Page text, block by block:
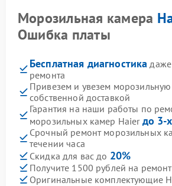
Морозильная камера
Ошибка платы
Бесплатная диагностика даже
ремонта
Привезем и увезем
собственной доставкой
Гарантия на наши работы по
морозильных камер Haier до 3-
Срочный ремонт морозильных
течении часа
Скидка для вас до 20%
Получите 1500 рублей на ремонт
Оригинальные комплектующие